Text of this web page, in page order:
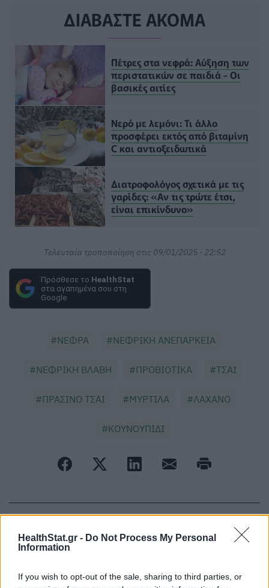
HealthStat.gr - Do Not Process My Personal
Information
If you wish to opt-out of the sale, sharing to third parties, or
ΔΙΑΒΑΣΤΕ ΑΚΟΜΑ
Πέτρες στα νεφρά: Αύξηση των
περιστατικών σε παιδιά - Οι
βασικές αιτίες
Νερό με λεμόνι: Τι άλλο
προσφέρει εκτός από βιταμίνη
C και αντιοξειδωτικά
Διατροφολόγος σχετικά με τις
γαρίδες: «Αν τις τρώτε έτσι,
είναι επικίνδυνο»
Τελευταία τροποποίηση στις 09/01/2025 - 22:52
Πρόσθεσε το HealthStat
στα αγαπημένα σου στη
Google
ΝΕΦΡΑ ΝΕΦΡΙΚΗ ΑΝΕΠΑΡΚΕΙΑ
ΝΕΦΡΙΚΗ ΒΛΑΒΗ ΠΡΟΒΙΟΤΙΚΑ ΤΣΑΙ
ΠΡΑΣΙΝΟ ΤΣΑΙ ΜΥΡΤΙΛΑ ΛΑΧΑΝΟ
ΚΟΥΝΟΥΠΙΔΙ
ΠΕΡΙΣΣΟΤΕΡΑ ΣΤΗΝ ΙΔΙΑ ΚΑΤΗΓΟΡΙΑ
κρατήσουν αιώνια νέους